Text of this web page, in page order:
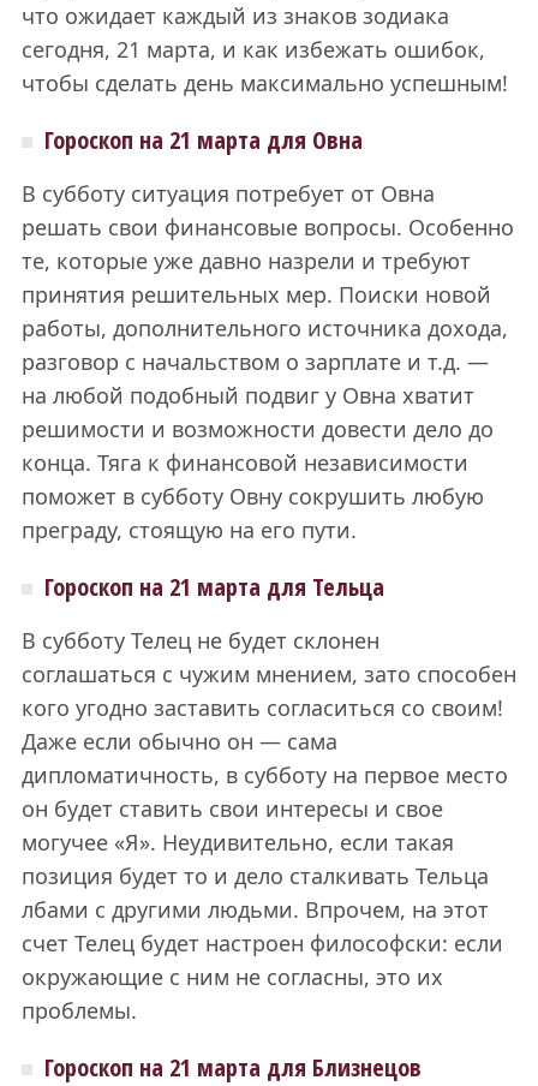
что ожидает каждый из знаков зодиака
сегодня, 21 марта, и как избежать ошибок,
чтобы сделать день максимально успешным!
Гороскоп на 21 марта для Овна
В субботу ситуация потребует от Овна
решать свои финансовые вопросы. Особенно
те, которые уже давно назрели и требуют
принятия решительных мер. Поиски новой
работы, дополнительного источника дохода,
разговор с начальством о зарплате и т.д. —
на любой подобный подвиг у Овна хватит
решимости и возможности довести дело до
конца. Тяга к финансовой независимости
поможет в субботу Овну сокрушить любую
преграду, стоящую на его пути.
Гороскоп на 21 марта для Тельца
В субботу Телец не будет склонен
соглашаться с чужим мнением, зато способен
кого угодно заставить согласиться со своим!
Даже если обычно он — сама
дипломатичность, в субботу на первое место
он будет ставить свои интересы и свое
могучее «Я». Неудивительно, если такая
позиция будет то и дело сталкивать Тельца
лбами с другими людьми. Впрочем, на этот
счет Телец будет настроен философски: если
окружающие с ним не согласны, это их
проблемы.
Гороскоп на 21 марта для Близнецов